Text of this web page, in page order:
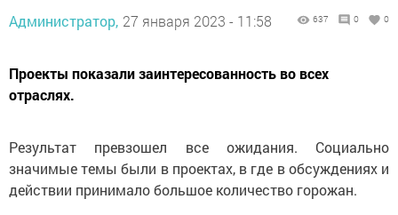
Администратор, 27 января 2023 - 11:58 637 0 0
Проекты показали заинтересованность во всех
отраслях.
Результат превзошел все ожидания. Социально
значимые темы были в проектах, в где в обсуждениях и
действии принимало большое количество горожан.